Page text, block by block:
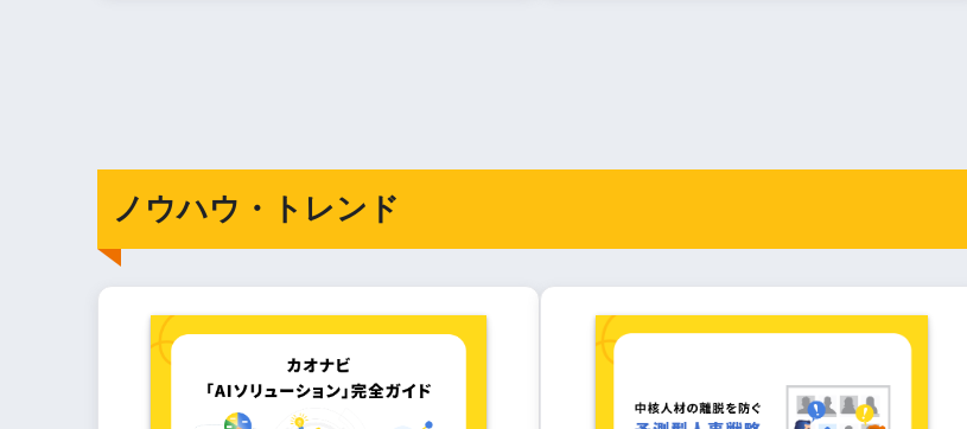
ノウハウ・トレンド